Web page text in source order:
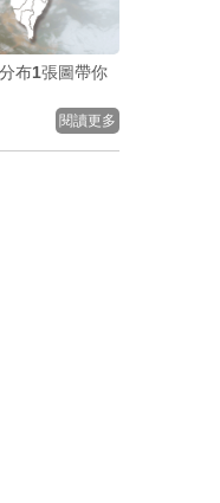
布1張圖帶你
閱讀更多